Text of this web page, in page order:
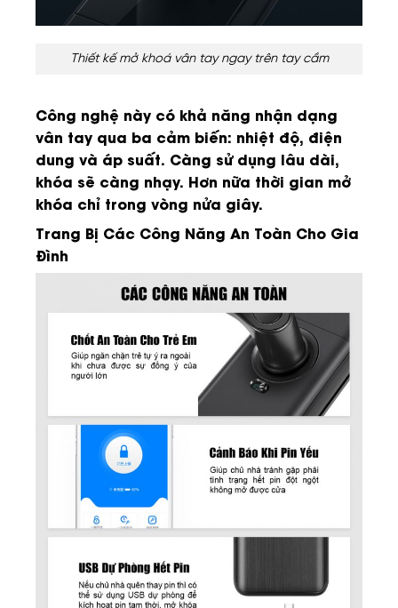
Thiết kế mở khoá vân tay ngay trên tay cầm
Công nghệ này có khả năng nhận dạng
vân tay qua ba cảm biến: nhiệt độ, điện
dung và áp suất. Càng sử dụng lâu dài,
khóa sẽ càng nhạy. Hơn nữa thời gian mở
khóa chỉ trong vòng nửa giây.
Trang Bị Các Công Năng An Toàn Cho Gia
Đình